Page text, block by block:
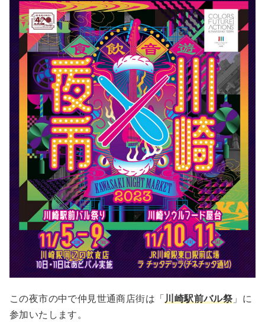
この夜市の中で仲見世通商店街は「川崎駅前バル祭 」に
参加いたします。